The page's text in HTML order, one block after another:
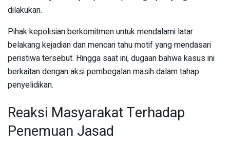
dilakukan.
Pihak kepolisian berkomitmen untuk mendalami latar
belakang kejadian dan mencari tahu motif yang mendasari
peristiwa tersebut. Hingga saat ini, dugaan bahwa kasus ini
berkaitan dengan aksi pembegalan masih dalam tahap
penyelidikan.
Reaksi Masyarakat Terhadap
Penemuan Jasad